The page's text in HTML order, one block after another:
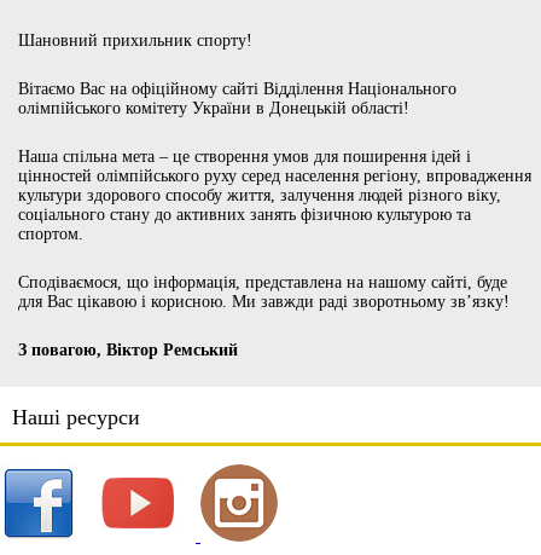
Шановний прихильник спорту!
Вітаємо Вас на офіційному сайті Відділення Національного
олімпійського комітету України в Донецькій області!
Наша спільна мета – це створення умов для поширення ідей і
цінностей олімпійського руху серед населення регіону, впровадження
культури здорового способу життя, залучення людей різного віку,
соціального стану до активних занять фізичною культурою та
спортом.
Сподіваємося, що інформація, представлена на нашому сайті, буде
для Вас цікавою і корисною. Ми завжди раді зворотньому зв’язку!
З повагою, Віктор Ремський
Наші ресурси